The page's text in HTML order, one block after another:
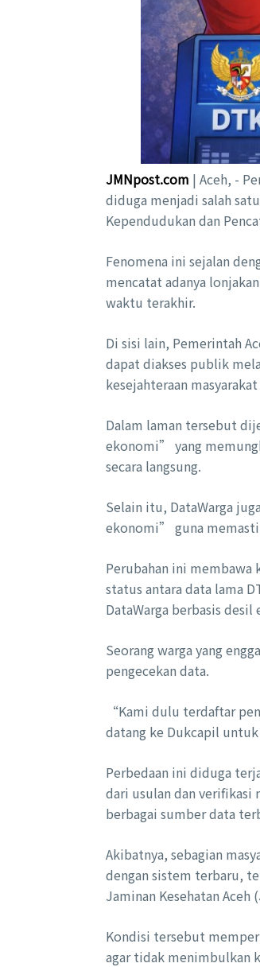
JMNpost.com | Aceh, -
diduga menjadi salah
Kependudukan dan
Fenomena ini sejalan
mencatat adanya
waktu terakhir.
Di sisi lain, Pemerintah
dapat diakses publik
kesejahteraan
Dalam laman tersebut
ekonomi” yang
secara langsung.
Selain itu, DataWarga
ekonomi” guna
Perubahan ini membawa
status antara data lama
DataWarga berbasis desil
Seorang warga yang
pengecekan data.
“Kami dulu terdaftar
datang ke Dukcapil
Perbedaan ini diduga
dari usulan dan verifikasi
berbagai sumber data
Akibatnya, sebagian
dengan sistem terbaru,
Jaminan Kesehatan Aceh (
Kondisi tersebut
agar tidak menimbulkan